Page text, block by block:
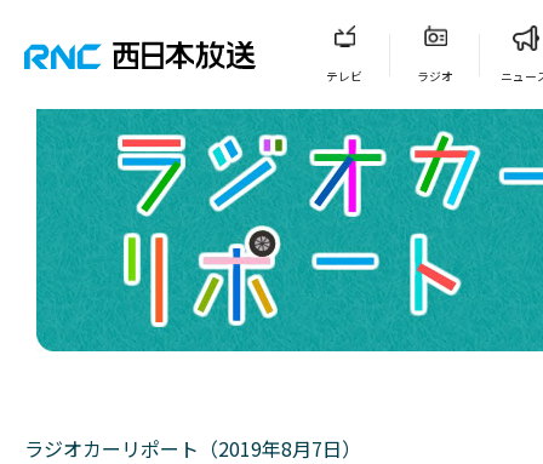
テレビ ラジオ ニュー
ラジオカーリポート（2019年8月7日）